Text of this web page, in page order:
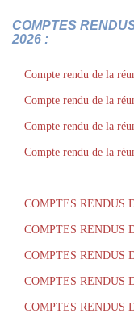
COMPTES
2026 :
Compte rendu de la
Compte rendu de la
Compte rendu de la
Compte rendu de la
COMPTES RENDUS
COMPTES RENDUS
COMPTES RENDUS
COMPTES RENDUS
COMPTES RENDUS